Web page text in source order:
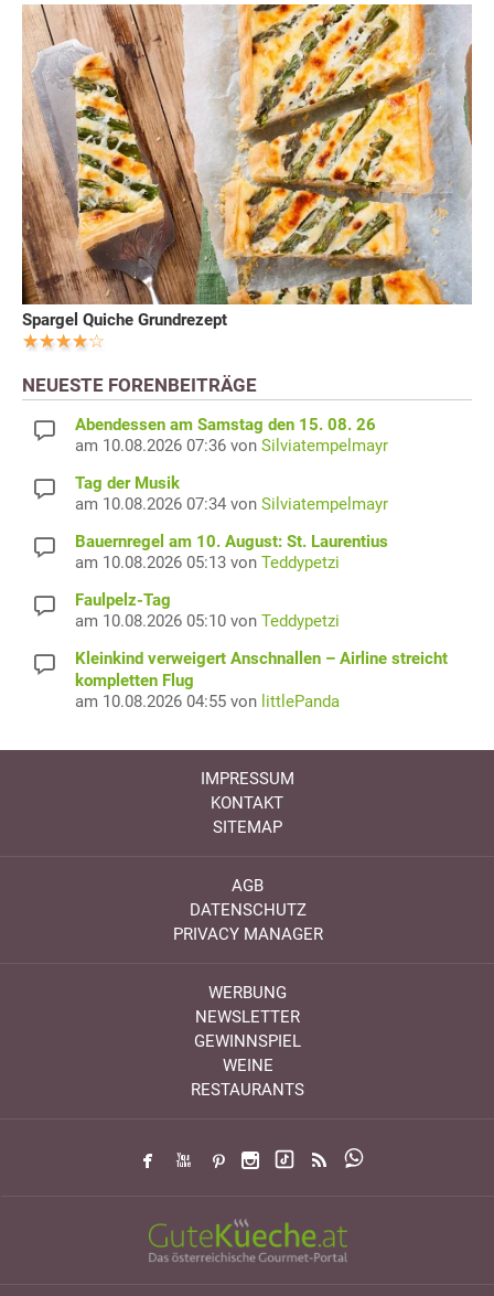
Spargel Quiche Grundrezept
NEUESTE FORENBEITRÄGE
Abendessen am Samstag den 15. 08. 26
am 10.08.2026 07:36 von Silviatempelmayr
Tag der Musik
am 10.08.2026 07:34 von Silviatempelmayr
Bauernregel am 10. August: St. Laurentius
am 10.08.2026 05:13 von Teddypetzi
Faulpelz-Tag
am 10.08.2026 05:10 von Teddypetzi
Kleinkind verweigert Anschnallen – Airline streicht
kompletten Flug
am 10.08.2026 04:55 von littlePanda
IMPRESSUM
KONTAKT
SITEMAP
AGB
DATENSCHUTZ
PRIVACY MANAGER
WERBUNG
NEWSLETTER
GEWINNSPIEL
WEINE
RESTAURANTS